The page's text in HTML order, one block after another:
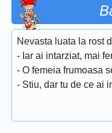
Nevasta luata la rost
- Iar ai intarziat, mai
- O femeia frumoasa
- Stiu, dar tu de ce ai